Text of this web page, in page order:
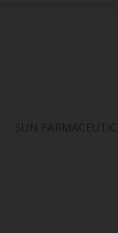
SUN